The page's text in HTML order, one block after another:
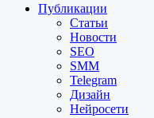
Публикации
Статьи
Новости
SEO
SMM
Telegram
Дизайн
Нейросети